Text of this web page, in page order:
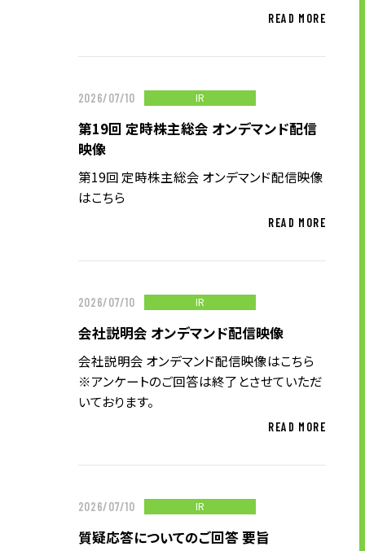
電子公告
企業情報
企業理念
会社概要
資料ダウンロード
グループ企業一覧
本社採用情報
個人情報の共同利用に関して
READ MORE
2026/07/10 IR
第19回 定時株主総会 オンデマンド配信
映像
第19回 定時株主総会 オンデマンド配信映像
はこちら
READ MORE
2026/07/10 IR
会社説明会 オンデマンド配信映像
会社説明会 オンデマンド配信映像はこちら
※アンケートのご回答は終了とさせていただ
いております。
READ MORE
2026/07/10 IR
質疑応答についてのご回答 要旨